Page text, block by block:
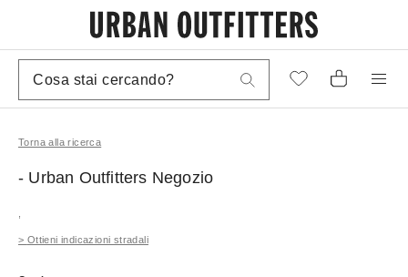
Torna alla ricerca
- Urban Outfitters Negozio
> Ottieni indicazioni stradali